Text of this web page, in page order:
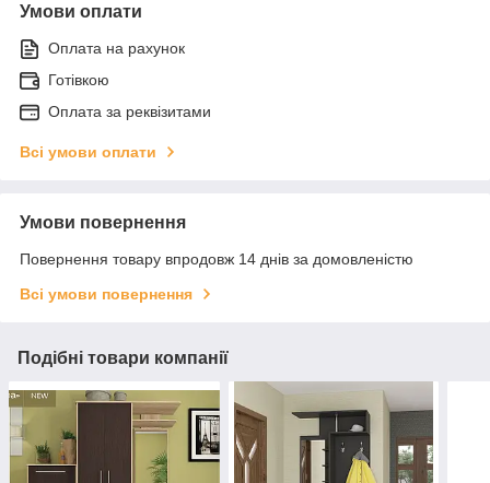
Умови оплати
Оплата на рахунок
Готівкою
Оплата за реквізитами
Всі умови оплати
Умови повернення
Повернення товару впродовж 14 днів за домовленістю
Всі умови повернення
Подібні товари компанії